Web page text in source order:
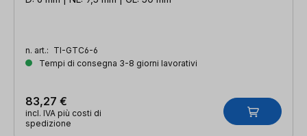
n. art.: TI-GTC6-6
Tempi di consegna 3-8 giorni lavorativi
83,27 €
incl. IVA più costi di
spedizione